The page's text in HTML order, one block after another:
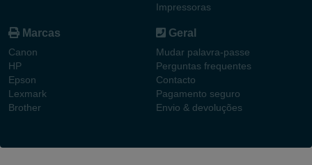
Impressoras
Marcas
Canon
HP
Epson
Lexmark
Brother
Geral
Mudar palavra-passe
Perguntas frequentes
Contacto
Pagamento seguro
Envio & devoluções